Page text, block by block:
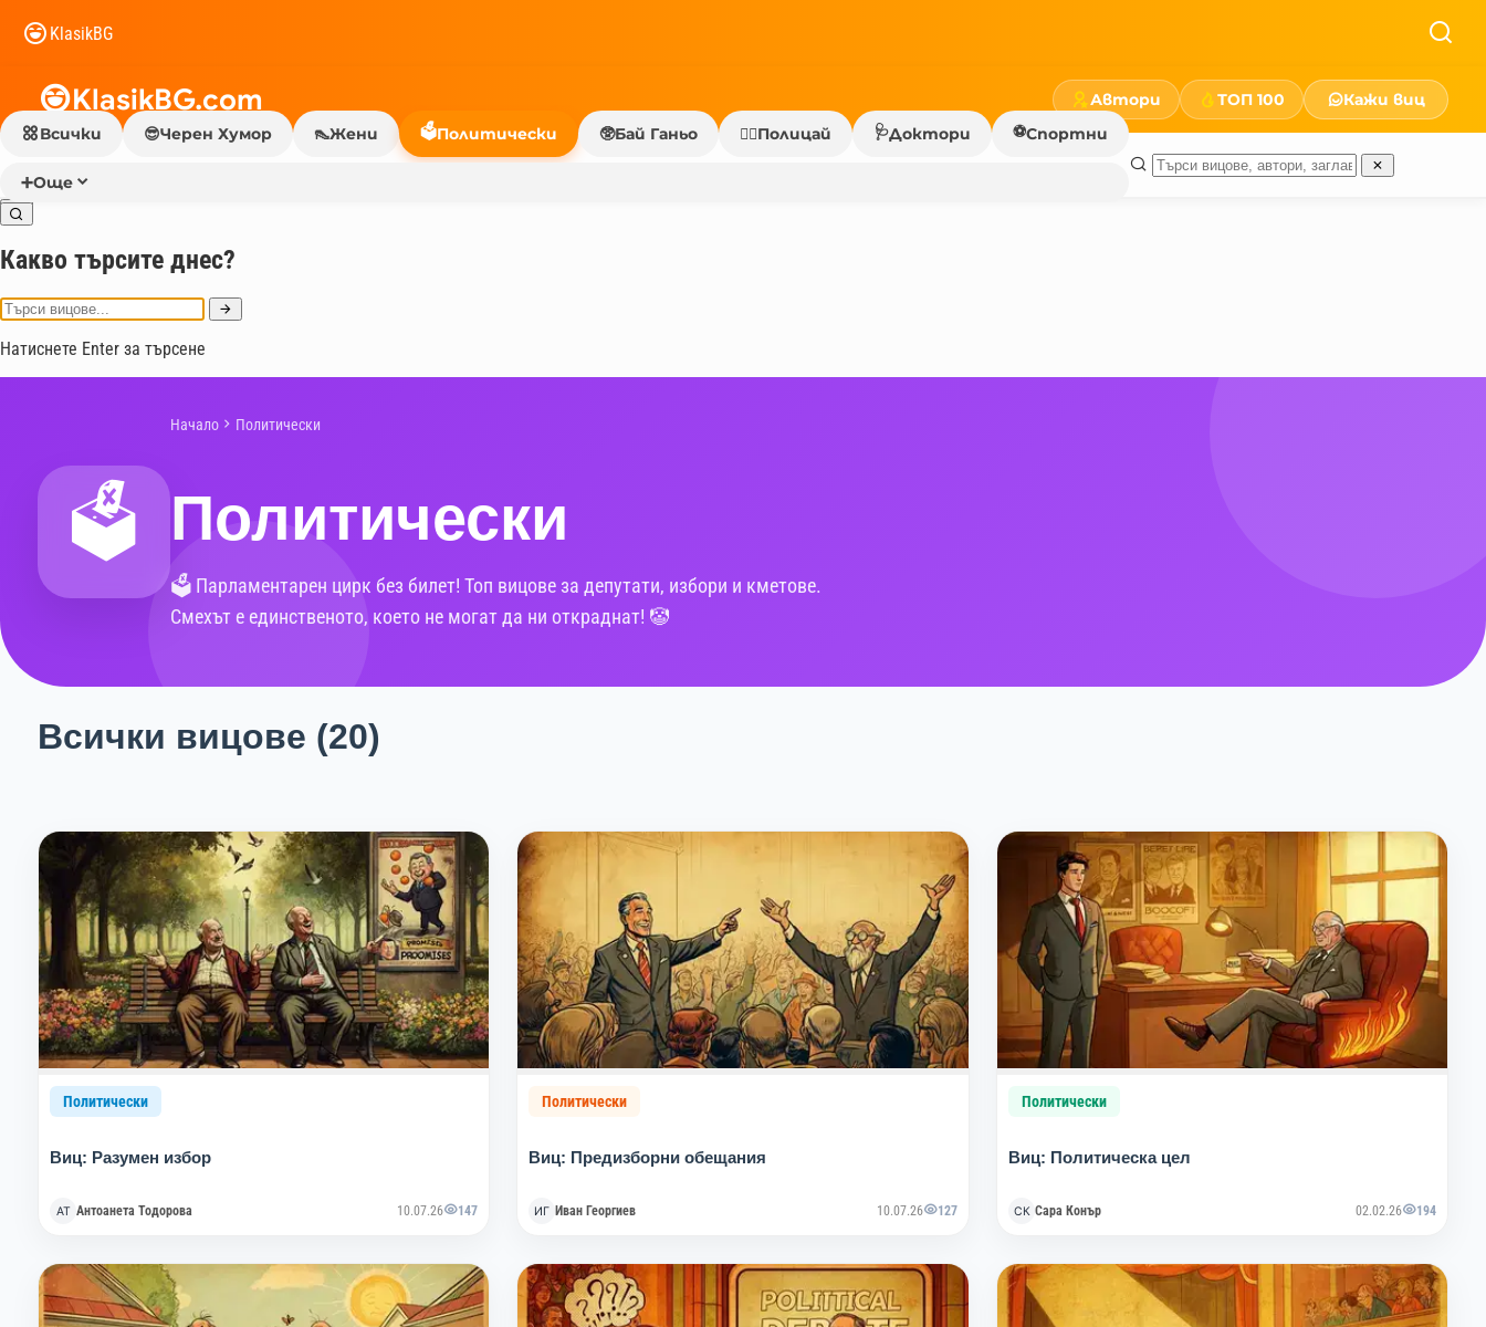
KlasikBG
KlasikBG.com Автори ТОП 100
Кажи виц
Всички
😎Черен Хумор 👠Жени 🗳️Политически 🥸Бай Ганьо 👮‍♂️Полицай 🩺Доктори ⚽Спортни
➕Още
Какво търсите днес?
Натиснете Enter за търсене
🗳️
Начало Политически
Политически
🗳️ Парламентарен цирк без билет! Топ вицове за депутати, избори и кметове.
Смехът е единственото, което не могат да ни откраднат! 🤡
Всички вицове (20)
Политически
Виц: Разумен избор
Антоанета Тодорова 10.07.26 147
Политически
Виц: Предизборни обещания
Иван Георгиев 10.07.26 127
Политически
Виц: Политическа цел
Сара Конър 02.02.26 194